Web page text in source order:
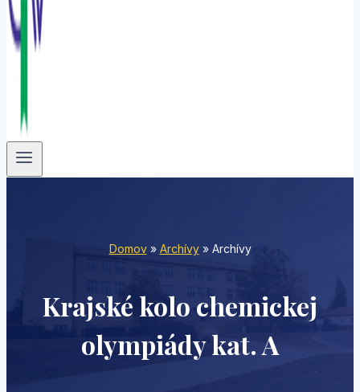
Domov» Archívy» Archívy
Krajské kolo chemickej
olympiády kat. A